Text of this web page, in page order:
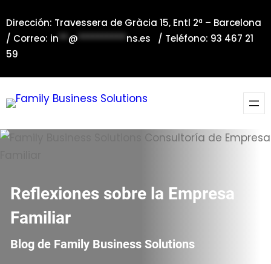
al
contenido
Dirección: Travessera de Gràcia 15, Entl 2ª – Barcelona
/ Correo: in**@**********ns.es / Teléfono: 93 467 21
59
Reflexiones sobre la Empresa
Familiar
Blog de Family Business Solutions